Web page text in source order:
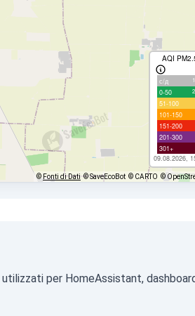
AQI
с/д
0-50
51-100
101-150
151-200
201-300
301+
09.08.2026,
© Fonti di Dati © SaveEcoBot © CARTO ©
per HomeAssistant,